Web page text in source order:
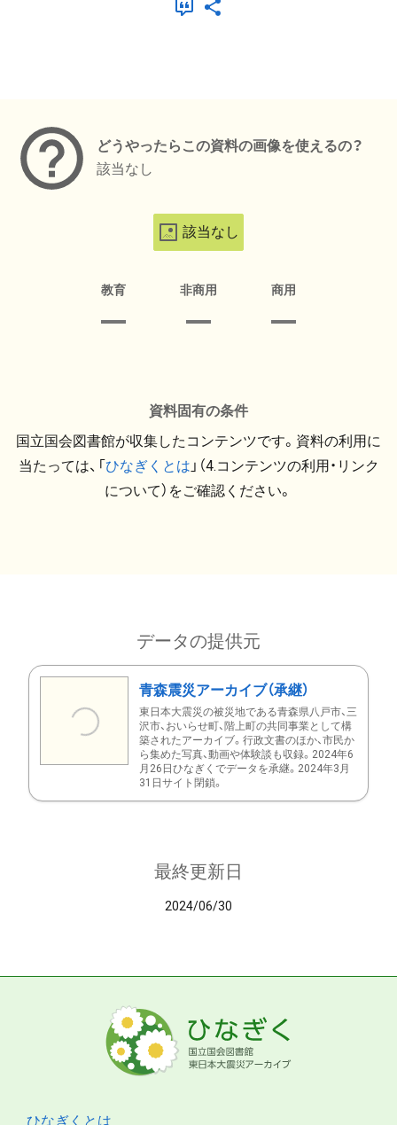
どうやったらこの資料の画像を使えるの？
該当なし
該当なし
教育 非商用 商用
資料固有の条件
国立国会図書館が収集したコンテンツです。資料の利用に
当たっては、「ひなぎくとは 」（4.コンテンツの利用・リンク
について）をご確認ください。
データの提供元
青森震災アーカイブ（承継）
東日本大震災の被災地である青森県八戸市、三
沢市、おいらせ町、階上町の共同事業として構
築されたアーカイブ。行政文書のほか、市民か
ら集めた写真、動画や体験談も収録。2024年6
月26日ひなぎくでデータを承継。2024年3月
31日サイト閉鎖。
最終更新日
2024/06/30
ひなぎくとは